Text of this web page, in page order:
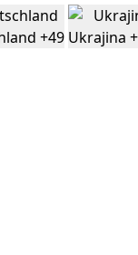
+49 Ukrajina